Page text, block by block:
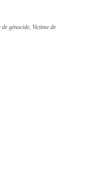
génocide, Victime de